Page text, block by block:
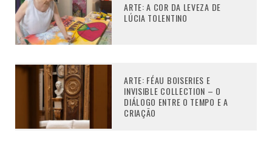
ARTE: A COR DA LEVEZA DE
LÚCIA TOLENTINO
ARTE: FÉAU BOISERIES E
INVISIBLE COLLECTION – O
DIÁLOGO ENTRE O TEMPO E A
CRIAÇÃO